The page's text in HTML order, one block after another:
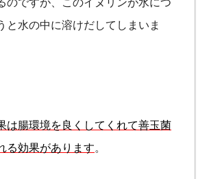
のですが、このイヌリンが水につ
と水の中に溶けだしてしまいま
は腸環境を良くしてくれて善玉菌
る効果があります。